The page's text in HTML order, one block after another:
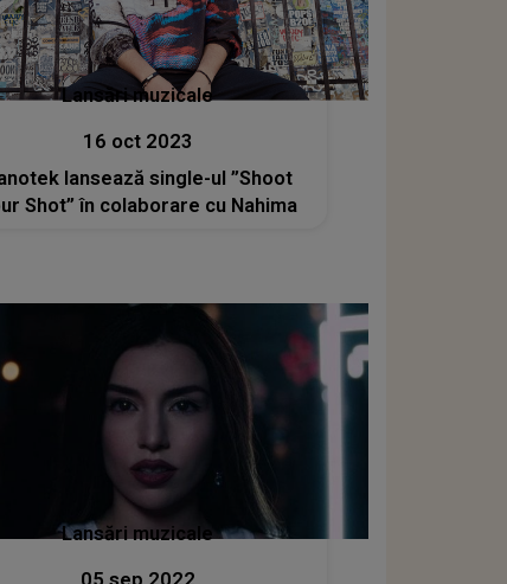
Lansări muzicale
16 oct 2023
lansează single-ul ”Shoot
Shot” în colaborare cu Nahima
Lansări muzicale